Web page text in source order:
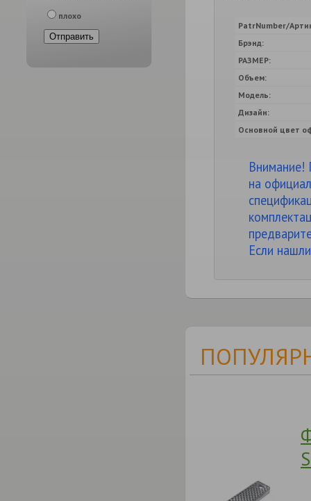
плохо
PatrNumber/
Брэнд:
РАЗМЕР:
Объем:
Модель:
Дизайн:
Основной цвет
Внимание!
на
Если